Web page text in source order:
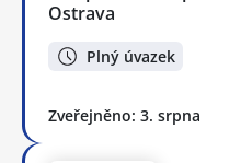
Ostrava
Plný úvazek
Zveřejněno: 3. srpna